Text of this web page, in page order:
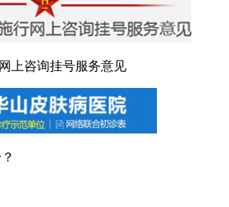
上咨询挂号服务意见